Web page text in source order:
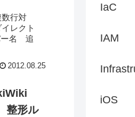
行対
レクト
ー名 追
2012.08.25
整形ル
IaC
IAM
iOS